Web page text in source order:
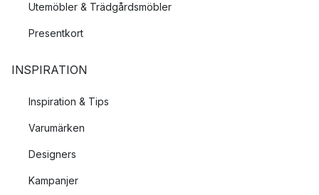
Utemöbler & Trädgårdsmöbler
Presentkort
INSPIRATION
Inspiration & Tips
Varumärken
Designers
Kampanjer